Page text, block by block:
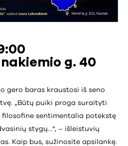
g. 40
gero baras kraustosi iš seno
„Būtų puiki proga suraityti
filosofine sentimentalia potekstę
stygų…“, – išleistuvių
Kaip bus, sužinosite apsilankę.